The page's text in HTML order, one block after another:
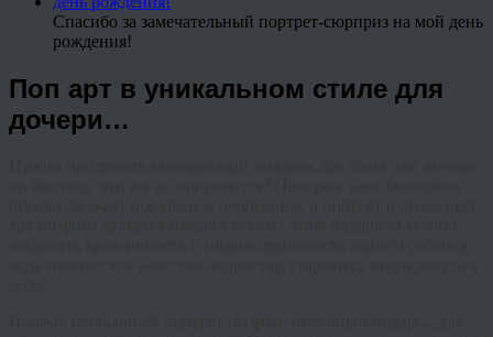
Спасибо за замечательный портрет-сюрприз на мой день
рождения!
Поп арт в уникальном стиле для
дочери…